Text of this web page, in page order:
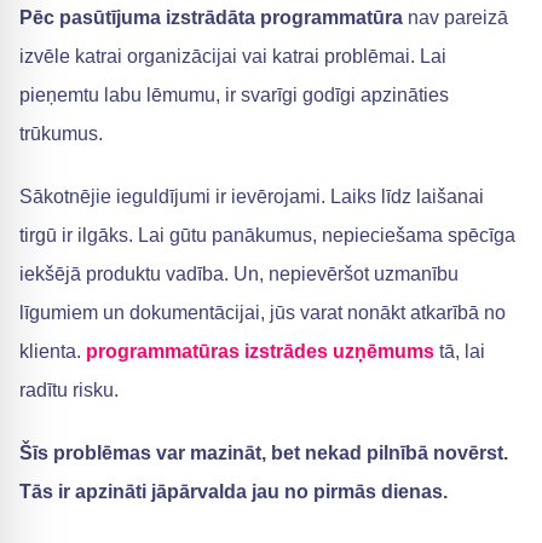
Pēc pasūtījuma izstrādāta programmatūra nav pareizā
izvēle katrai organizācijai vai katrai problēmai. Lai
pieņemtu labu lēmumu, ir svarīgi godīgi apzināties
trūkumus.
Sākotnējie ieguldījumi ir ievērojami. Laiks līdz laišanai
tirgū ir ilgāks. Lai gūtu panākumus, nepieciešama spēcīga
iekšējā produktu vadība. Un, nepievēršot uzmanību
līgumiem un dokumentācijai, jūs varat nonākt atkarībā no
klienta. programmatūras izstrādes uzņēmums tā, lai
radītu risku.
Šīs problēmas var mazināt, bet nekad pilnībā novērst.
Tās ir apzināti jāpārvalda jau no pirmās dienas.